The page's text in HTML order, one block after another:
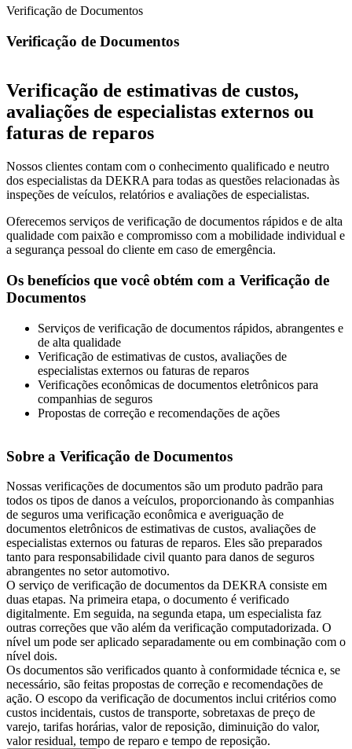
Verificação de Documentos
Verificação de Documentos
Verificação de estimativas de custos,
avaliações de especialistas externos ou
faturas de reparos
Nossos clientes contam com o conhecimento qualificado e neutro
dos especialistas da DEKRA para todas as questões relacionadas às
inspeções de veículos, relatórios e avaliações de especialistas.
Oferecemos serviços de verificação de documentos rápidos e de alta
qualidade com paixão e compromisso com a mobilidade individual e
a segurança pessoal do cliente em caso de emergência.
Os benefícios que você obtém com a Verificação de
Documentos
Serviços de verificação de documentos rápidos, abrangentes e
de alta qualidade
Verificação de estimativas de custos, avaliações de
especialistas externos ou faturas de reparos
Verificações econômicas de documentos eletrônicos para
companhias de seguros
Propostas de correção e recomendações de ações
Sobre a Verificação de Documentos
Nossas verificações de documentos são um produto padrão para
todos os tipos de danos a veículos, proporcionando às companhias
de seguros uma verificação econômica e averiguação de
documentos eletrônicos de estimativas de custos, avaliações de
especialistas externos ou faturas de reparos. Eles são preparados
tanto para responsabilidade civil quanto para danos de seguros
abrangentes no setor automotivo.
O serviço de verificação de documentos da DEKRA consiste em
duas etapas. Na primeira etapa, o documento é verificado
digitalmente. Em seguida, na segunda etapa, um especialista faz
outras correções que vão além da verificação computadorizada. O
nível um pode ser aplicado separadamente ou em combinação com o
nível dois.
Os documentos são verificados quanto à conformidade técnica e, se
necessário, são feitas propostas de correção e recomendações de
ação. O escopo da verificação de documentos inclui critérios como
custos incidentais, custos de transporte, sobretaxas de preço de
varejo, tarifas horárias, valor de reposição, diminuição do valor,
valor residual, tempo de reparo e tempo de reposição.